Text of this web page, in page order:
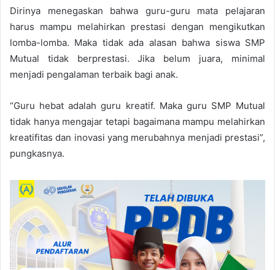
Dirinya menegaskan bahwa guru-guru mata pelajaran
harus mampu melahirkan prestasi dengan mengikutkan
lomba-lomba. Maka tidak ada alasan bahwa siswa SMP
Mutual tidak berprestasi. Jika belum juara, minimal
menjadi pengalaman terbaik bagi anak.
“Guru hebat adalah guru kreatif. Maka guru SMP Mutual
tidak hanya mengajar tetapi bagaimana mampu melahirkan
kreatifitas dan inovasi yang merubahnya menjadi prestasi”,
pungkasnya.